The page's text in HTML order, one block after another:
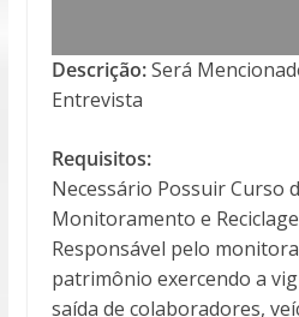
Descrição:Será
Entrevista
Requisitos:
Necessário Possuir Curso
Monitoramento e
Responsável pelo
patrimônio exercendo a
saída de colaboradores,